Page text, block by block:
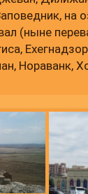
на
(ныне
Нораванк,